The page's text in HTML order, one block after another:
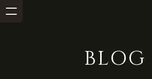
BLOG